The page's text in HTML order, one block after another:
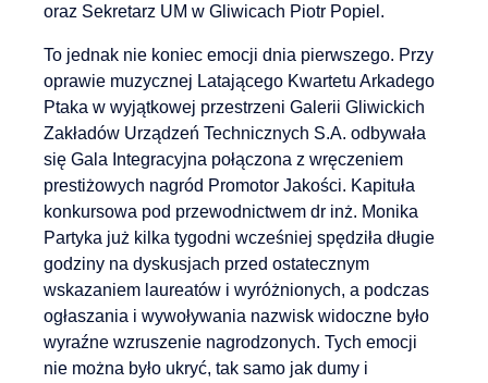
oraz Sekretarz UM w Gliwicach Piotr Popiel.
To jednak nie koniec emocji dnia pierwszego. Przy
oprawie muzycznej Latającego Kwartetu Arkadego
Ptaka w wyjątkowej przestrzeni Galerii Gliwickich
Zakładów Urządzeń Technicznych S.A. odbywała
się Gala Integracyjna połączona z wręczeniem
prestiżowych nagród Promotor Jakości. Kapituła
konkursowa pod przewodnictwem dr inż. Monika
Partyka już kilka tygodni wcześniej spędziła długie
godziny na dyskusjach przed ostatecznym
wskazaniem laureatów i wyróżnionych, a podczas
ogłaszania i wywoływania nazwisk widoczne było
wyraźne wzruszenie nagrodzonych. Tych emocji
nie można było ukryć, tak samo jak dumy i